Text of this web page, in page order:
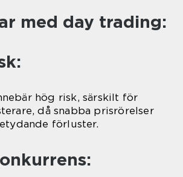
med day trading:
hög risk, särskilt för
då snabba prisrörelser
förluster.